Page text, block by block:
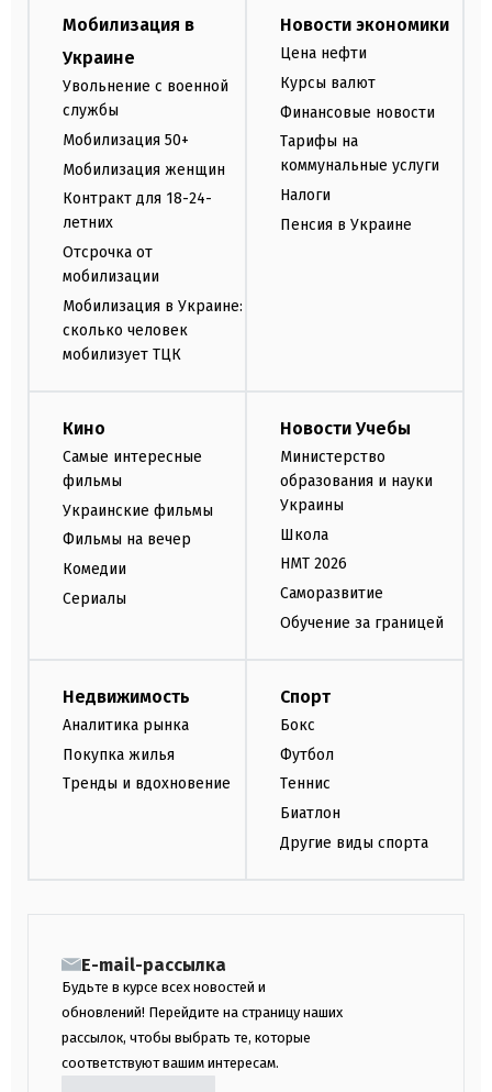
Мобилизация в
Украине
Увольнение с военной
службы
Мобилизация 50+
Мобилизация женщин
Контракт для 18-24-
летних
Отсрочка от
мобилизации
Мобилизация в Украине:
сколько человек
мобилизует ТЦК
Новости экономики
Цена нефти
Курсы валют
Финансовые новости
Тарифы на
коммунальные услуги
Налоги
Пенсия в Украине
Кино
Самые интересные
фильмы
Украинские фильмы
Фильмы на вечер
Комедии
Сериалы
Новости Учебы
Министерство
образования и науки
Украины
Школа
НМТ 2026
Саморазвитие
Обучение за границей
Недвижимость
Аналитика рынка
Покупка жилья
Тренды и вдохновение
Спорт
Бокс
Футбол
Теннис
Биатлон
Другие виды спорта
E-mail-рассылка
Будьте в курсе всех новостей и
обновлений! Перейдите на страницу наших
рассылок, чтобы выбрать те, которые
соответствуют вашим интересам.